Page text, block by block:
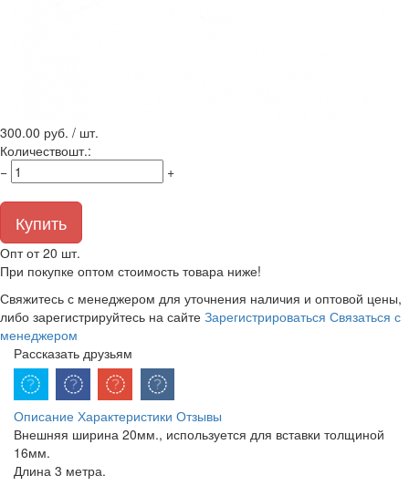
300.00 руб. / шт.
Количествошт.:
−
+
Купить
Опт от 20 шт.
При покупке оптом стоимость товара ниже!
Свяжитесь с менеджером для уточнения наличия и оптовой цены,
либо зарегистрируйтесь на сайте Зарегистрироваться Связаться с
менеджером
Рассказать друзьям
Описание Характеристики Отзывы
Внешняя ширина 20мм., используется для вставки толщиной
16мм.
Длина 3 метра.